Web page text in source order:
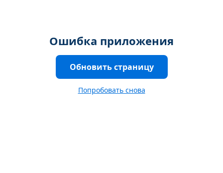
Ошибка приложения
Обновить страницу
Попробовать снова